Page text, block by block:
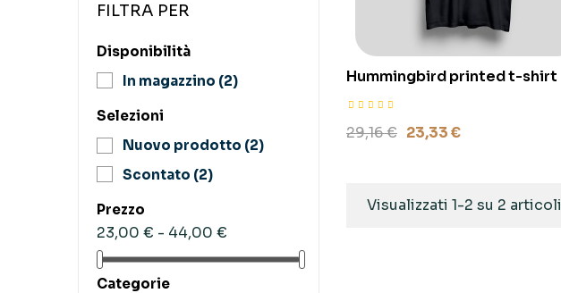
FILTRA PER
Disponibilità
In magazzino (2)
Selezioni
Nuovo prodotto (2)
Scontato (2)
Prezzo
23,00 € - 44,00 €
Categorie
Hummingbird printed t-shirt
29,16 € 23,33 €
Visualizzati 1-2 su 2 articoli